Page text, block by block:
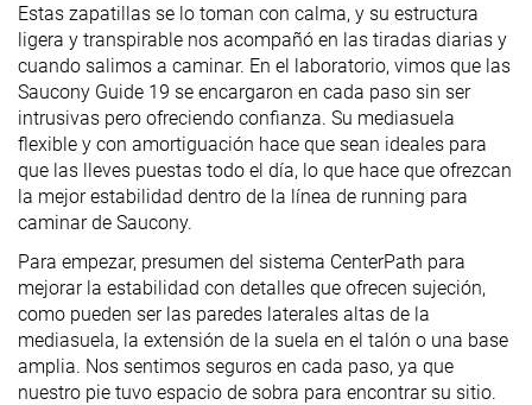
Estas zapatillas se lo toman con calma, y su estructura
ligera y transpirable nos acompañó en las tiradas diarias y
cuando salimos a caminar. En el laboratorio, vimos que las
Saucony Guide 19 se encargaron en cada paso sin ser
intrusivas pero ofreciendo confianza. Su mediasuela
flexible y con amortiguación hace que sean ideales para
que las lleves puestas todo el día, lo que hace que ofrezcan
la mejor estabilidad dentro de la línea de running para
caminar de Saucony.
Para empezar, presumen del sistema CenterPath para
mejorar la estabilidad con detalles que ofrecen sujeción,
como pueden ser las paredes laterales altas de la
mediasuela, la extensión de la suela en el talón o una base
amplia. Nos sentimos seguros en cada paso, ya que
nuestro pie tuvo espacio de sobra para encontrar su sitio.